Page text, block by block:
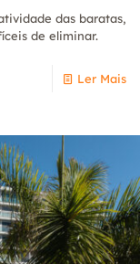
das baratas,
de eliminar.
Ler Mais